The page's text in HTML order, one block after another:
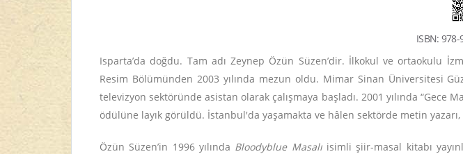
ISBN:
Isparta’da doğdu. Tam adı Zeynep Özün Süzen’dir. İlkokul ve ortaokulu
Resim Bölümünden 2003 yılında mezun oldu. Mimar Sinan Üniversitesi
televizyon sektöründe asistan olarak çalışmaya başladı. 2001 yılında “Gece
ödülüne layık görüldü. İstanbul'da yaşamakta ve hâlen sektörde metin
Özün Süzen’in 1996 yılında Bloodyblue Masalıisimli şiir-masal kitabı